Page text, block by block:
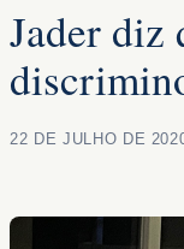
Jader diz
22 DE JULHO DE